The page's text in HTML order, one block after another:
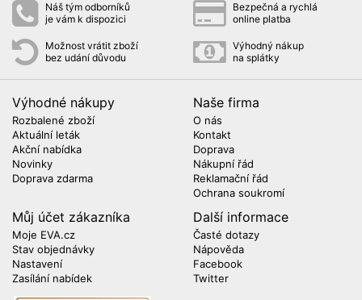
Náš tým odborníků
je vám k dispozici
Bezpečná a rychlá
online platba
Možnost vrátit zboží
bez udání důvodu
Výhodný nákup
na splátky
Výhodné nákupy
Rozbalené zboží
Aktuální leták
Akční nabídka
Novinky
Doprava zdarma
Naše firma
O nás
Kontakt
Doprava
Nákupní řád
Reklamační řád
Ochrana soukromí
Můj účet zákazníka
Moje EVA.cz
Stav objednávky
Nastavení
Zasílání nabídek
Další informace
Časté dotazy
Nápověda
Facebook
Twitter